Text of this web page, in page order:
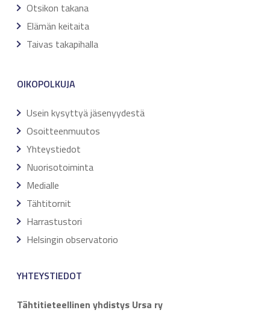
Otsikon takana
Elämän keitaita
Taivas takapihalla
OIKOPOLKUJA
Usein kysyttyä jäsenyydestä
Osoitteenmuutos
Yhteystiedot
Nuorisotoiminta
Medialle
Tähtitornit
Harrastustori
Helsingin observatorio
YHTEYSTIEDOT
Tähtitieteellinen yhdistys Ursa ry